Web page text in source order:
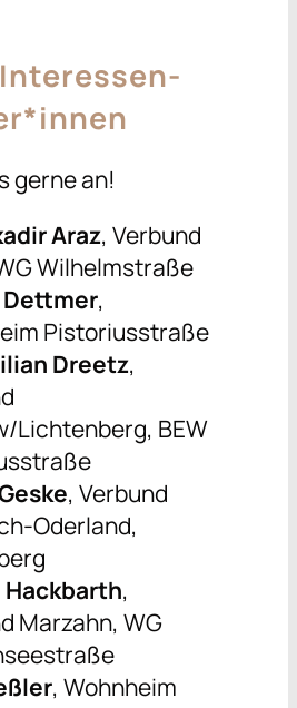
gerne an!
Araz, Verbund
Wilhelmstraße
Dettmer,
Pistoriusstraße
Dreetz,
Lichtenberg, BEW
, Verbund
Oderland,
,
Marzahn, WG
, Wohnheim